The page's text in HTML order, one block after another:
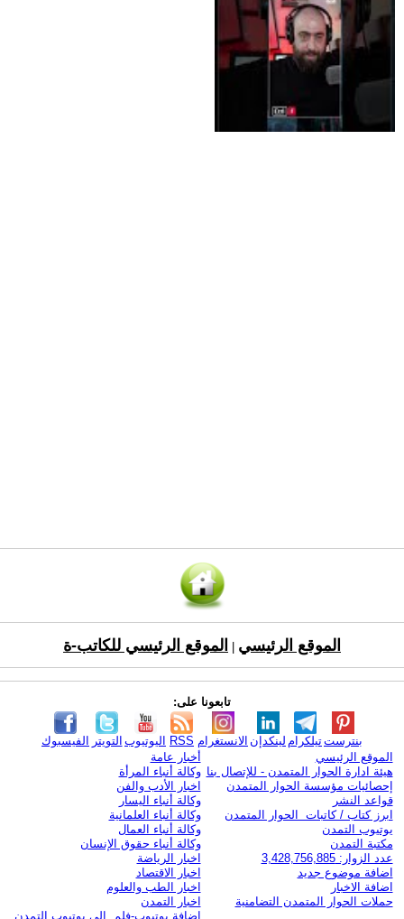
الموقع الرئيسي الموقع الرئيسي للكاتب-ة
تابعونا على:
الفيسبوك التويتر اليوتيوب RSS الانستغرام لينكدإن تيلكرامبنترست
الموقع الرئيسي
هيئة ادارة الحوار المتمدن - للإتصال بنا
إحصائيات مؤسسة الحوار المتمدن
قواعد النشر
ابرز كتاب / كاتبات الحوار المتمدن
يوتيوب التمدن
مكتبة التمدن
عدد الزوار: 3,428,756,885
اضافة موضوع جديد
اضافة الاخبار
حملات الحوار المتمدن التضامنية
أخبار عامة
وكالة أنباء المرأة
اخبار الأدب والفن
وكالة أنباء اليسار
وكالة أنباء العلمانية
وكالة أنباء العمال
وكالة أنباء حقوق الإنسان
اخبار الرياضة
اخبار الاقتصاد
اخبار الطب والعلوم
اخبار التمدن
إضافة يوتيوب-فلم إلى يوتيوب التمدن